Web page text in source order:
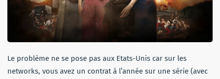
Le problème ne se pose pas aux Etats-Unis car sur les
networks, vous avez un contrat à l’année sur une série (avec